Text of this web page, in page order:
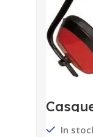
In